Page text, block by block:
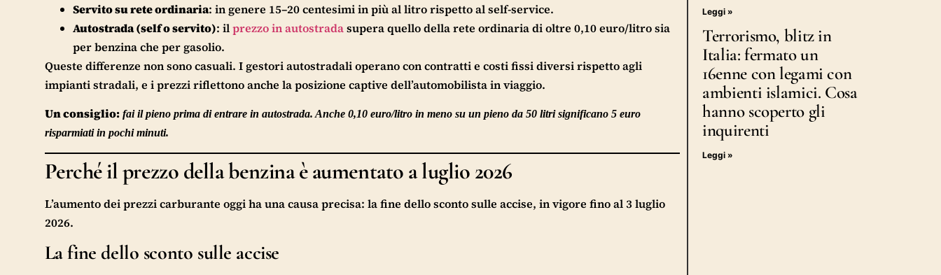
Servito su rete ordinaria: in genere 15–20 centesimi in più al litro rispetto al self-service.
Autostrada (self o servito): ilprezzo in autostradasupera quello della rete ordinaria di oltre 0,10 euro/litro sia
per benzina che per gasolio.
Queste differenze non sono casuali. I gestori autostradali operano con contratti e costi fissi diversi rispetto agli
impianti stradali, e i prezzi riflettono anche la posizione captive dell’automobilista in viaggio.
Un consiglio: fai il pieno prima di entrare in autostrada. Anche 0,10 euro/litro in meno su un pieno da 50 litri significano 5 euro
risparmiati in pochi minuti.
Perché il prezzo della benzina è aumentato a luglio 2026
L’aumento dei prezzi carburante oggi ha una causa precisa: la fine dello sconto sulle accise, in vigore fino al 3 luglio
2026.
La fine dello sconto sulle accise
Leggi »
Terrorismo, blitz in
Italia: fermato un
16enne con legami con
ambienti islamici. Cosa
hanno scoperto gli
inquirenti
Leggi »